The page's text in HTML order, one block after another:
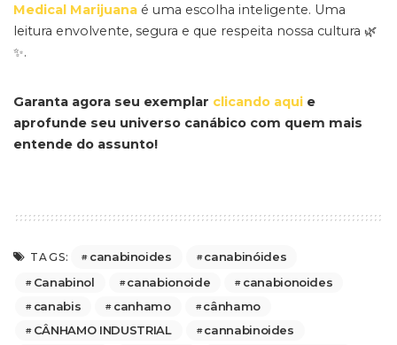
Medical Marijuana é uma escolha inteligente. Uma
leitura envolvente, segura e que respeita nossa cultura 🌿
✨.
Garanta agora seu exemplar clicando aqui e
aprofunde seu universo canábico com quem mais
entende do assunto!
TAGS: canabinoides
canabinóides
Canabinol
canabionoide
canabionoides
canabis
canhamo
cânhamo
CÂNHAMO INDUSTRIAL
cannabinoides